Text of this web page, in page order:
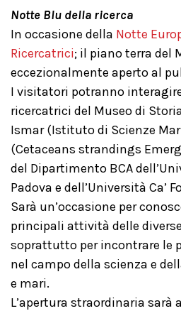
Notte Blu della ricerca
In occasione della Notte
Ricercatrici; il piano terra del
eccezionalmente aperto al
I visitatori potranno
ricercatrici del Museo di
Ismar (Istituto di Scienze
(Cetaceans strandings
del Dipartimento BCA
Padova e dell’Università Ca’
Sarà un’occasione per
principali attività delle
soprattutto per incontrare le
nel campo della scienza e
e mari.
L’apertura straordinaria sarà